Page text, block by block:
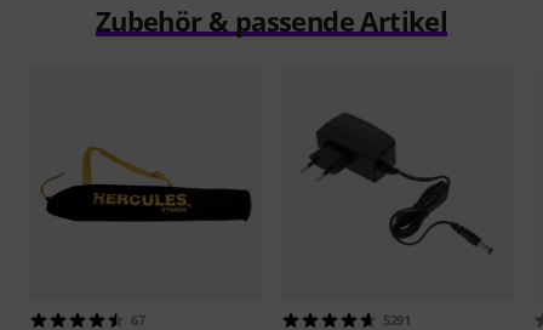
Zubehör & passende Artikel
67 5291